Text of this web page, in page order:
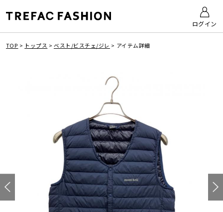
ログイン
TOP > トップス > ベスト/ビスチェ/ジレ > アイテム詳細